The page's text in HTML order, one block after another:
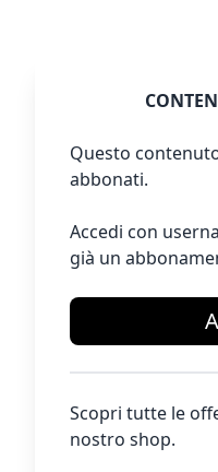
Questo
abbonati.
Accedi con
già un
Scopri tutte le
nostro shop.